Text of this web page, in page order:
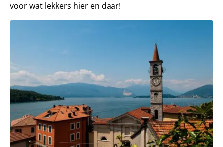
voor wat lekkers hier en daar!